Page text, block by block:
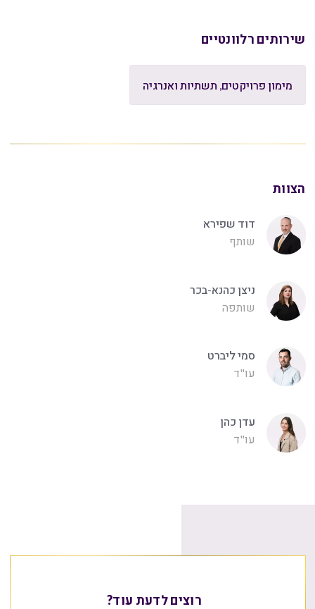
שירותים רלוונטיים
מימון פרויקטים, תשתיות ואנרגיה
הצוות
דוד שפירא
שותף
ניצן כהנא-בכר
שותפה
סמי ליברט
עו"ד
עדן כהן
עו"ד
רוצים לדעת עוד?